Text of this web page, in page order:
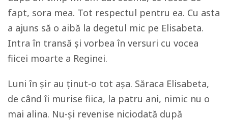
fapt, sora mea. Tot respectul pentru ea. Cu asta
a ajuns să o aibă la degetul mic pe Elisabeta.
Intra în transă și vorbea în versuri cu vocea
fiicei moarte a Reginei.
Luni în șir au ținut-o tot așa. Săraca Elisabeta,
de când îi murise fiica, la patru ani, nimic nu o
mai alina. Nu-și revenise niciodată după